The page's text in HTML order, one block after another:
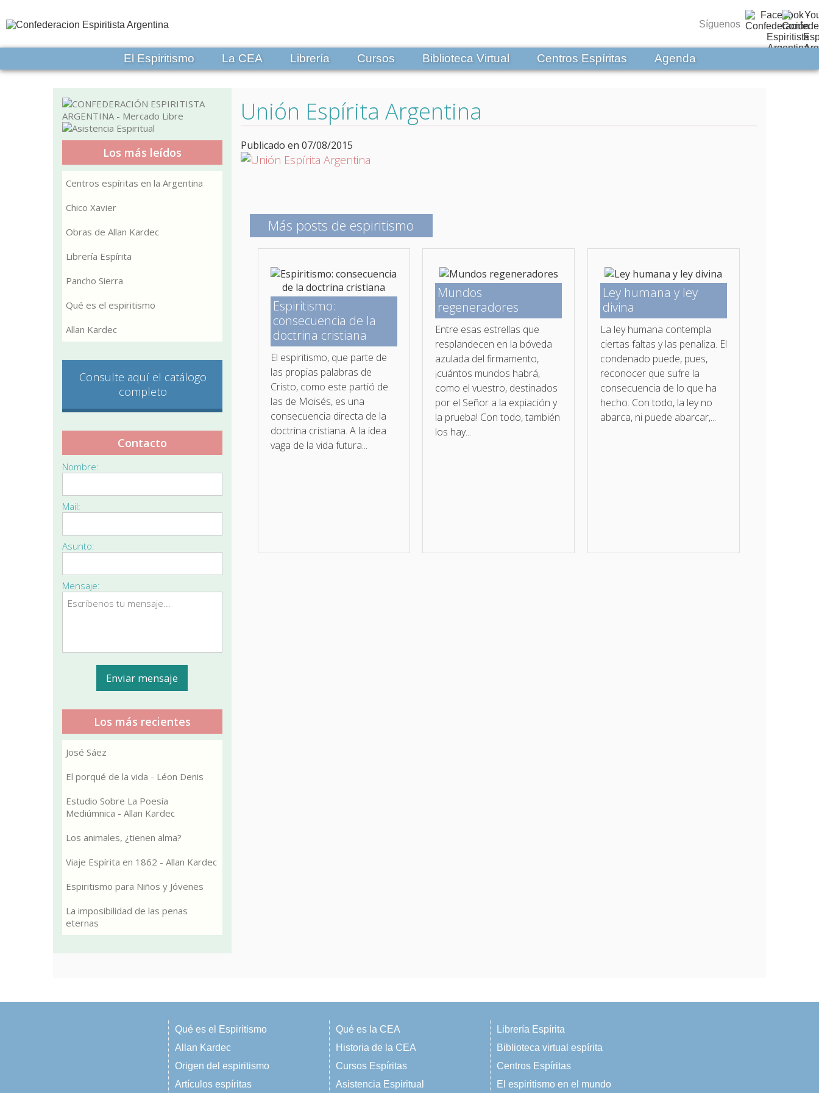
Síguenos
El Espiritismo La CEA Librería Cursos Biblioteca Virtual Centros Espíritas Agenda
Unión Espírita Argentina
Publicado en 07/08/2015
Más posts de espiritismo
Espiritismo:
consecuencia de la
doctrina cristiana
El espiritismo, que parte de
las propias palabras de
Cristo, como este partió de
las de Moisés, es una
consecuencia directa de la
doctrina cristiana. A la idea
vaga de la vida futura...
Mundos
regeneradores
Entre esas estrellas que
resplandecen en la bóveda
azulada del firmamento,
¡cuántos mundos habrá,
como el vuestro, destinados
por el Señor a la expiación y
la prueba! Con todo, también
los hay...
Ley humana y ley
divina
La ley humana contempla
ciertas faltas y las penaliza. El
condenado puede, pues,
reconocer que sufre la
consecuencia de lo que ha
hecho. Con todo, la ley no
abarca, ni puede abarcar,...
Los más leídos
Centros espíritas en la Argentina
Chico Xavier
Obras de Allan Kardec
Librería Espírita
Pancho Sierra
Qué es el espiritismo
Allan Kardec
Consulte aquí el catálogo
completo
Contacto
Nombre:
Mail:
Asunto:
Mensaje:
Los más recientes
José Sáez
El porqué de la vida - Léon Denis
Estudio Sobre La Poesía
Mediúmnica - Allan Kardec
Los animales, ¿tienen alma?
Viaje Espírita en 1862 - Allan Kardec
Espiritismo para Niños y Jóvenes
La imposibilidad de las penas
eternas
Qué es el Espiritismo
Allan Kardec
Origen del espiritismo
Artículos espíritas
Qué es la CEA
Historia de la CEA
Cursos Espíritas
Asistencia Espiritual
Librería Espírita
Biblioteca virtual espírita
Centros Espíritas
El espiritismo en el mundo